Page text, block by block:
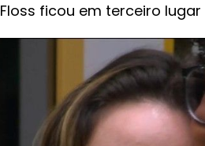
ficou em terceiro lugar